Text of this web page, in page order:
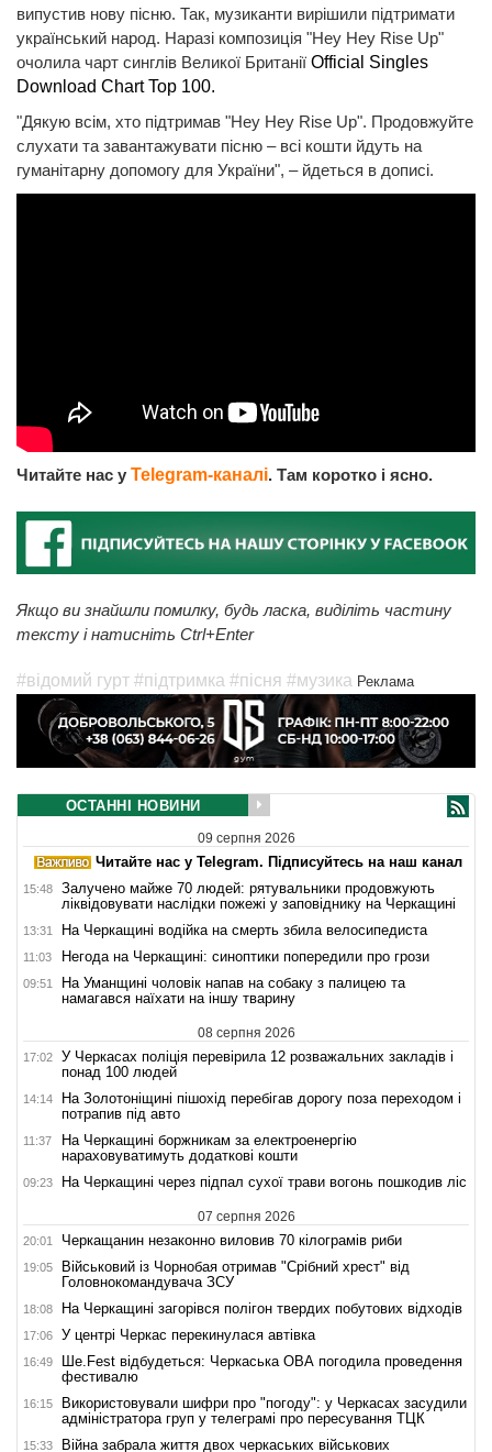
випустив нову пісню. Так, музиканти вирішили підтримати
український народ. Наразі композиція "Hey Hey Rise Up"
очолила чарт синглів Великої Британії Official Singles
Download Chart Top 100.
"Дякую всім, хто підтримав "Hey Hey Rise Up". Продовжуйте
слухати та завантажувати пісню – всі кошти йдуть на
гуманітарну допомогу для України", – йдеться в дописі.
Читайте нас у Telegram-каналі. Там коротко і ясно.
Якщо ви знайшли помилку, будь ласка, виділіть частину
тексту і натисніть Ctrl+Enter
#відомий гурт #підтримка #пісня #музика Реклама
ОСТАННІ НОВИНИ
09 серпня 2026
Читайте нас у Telegram. Підписуйтесь на наш канал
15:48
Залучено майже 70 людей: рятувальники продовжують
ліквідовувати наслідки пожежі у заповіднику на Черкащині
13:31 На Черкащині водійка на смерть збила велосипедиста
11:03 Негода на Черкащині: синоптики попередили про грози
09:51
На Уманщині чоловік напав на собаку з палицею та
намагався наїхати на іншу тварину
08 серпня 2026
17:02
У Черкасах поліція перевірила 12 розважальних закладів і
понад 100 людей
14:14
На Золотоніщині пішохід перебігав дорогу поза переходом і
потрапив під авто
11:37
На Черкащині боржникам за електроенергію
нараховуватимуть додаткові кошти
09:23 На Черкащині через підпал сухої трави вогонь пошкодив ліс
07 серпня 2026
20:01 Черкащанин незаконно виловив 70 кілограмів риби
19:05
Військовий із Чорнобая отримав "Срібний хрест" від
Головнокомандувача ЗСУ
18:08 На Черкащині загорівся полігон твердих побутових відходів
17:06 У центрі Черкас перекинулася автівка
16:49
Ше.Fest відбудеться: Черкаська ОВА погодила проведення
фестивалю
16:15
Використовували шифри про "погоду": у Черкасах засудили
адміністратора груп у телеграмі про пересування ТЦК
15:33 Війна забрала життя двох черкаських військових